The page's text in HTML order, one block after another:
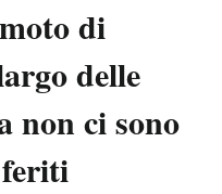
Moda
Consumismi
Storie/Idee
Media
di
delle
non ci sono